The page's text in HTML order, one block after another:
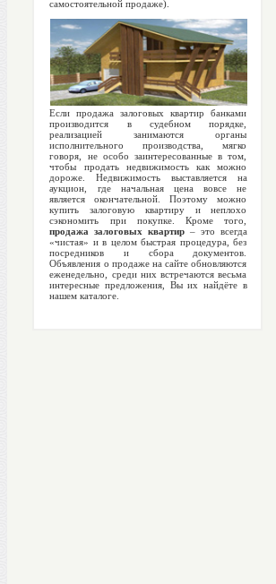
самостоятельной продаже).
Если продажа залоговых квартир банками
производится в судебном порядке,
реализацией занимаются органы
исполнительного производства, мягко
говоря, не особо заинтересованные в том,
чтобы продать недвижимость как можно
дороже. Недвижимость выставляется на
аукцион, где начальная цена вовсе не
является окончательной. Поэтому можно
купить залоговую квартиру и неплохо
сэкономить при покупке. Кроме того,
продажа залоговых квартир – это всегда
«чистая» и в целом быстрая процедура, без
посредников и сбора документов.
Объявления о продаже на сайте обновляются
еженедельно, среди них встречаются весьма
интересные предложения, Вы их найдёте в
нашем каталоге.